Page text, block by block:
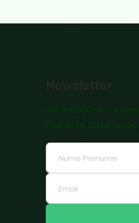
Newsletter
Abonează-te la
Primește fluxurile